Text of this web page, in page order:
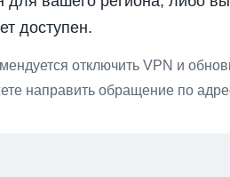
доступен.
отключить VPN и
направить обращение по